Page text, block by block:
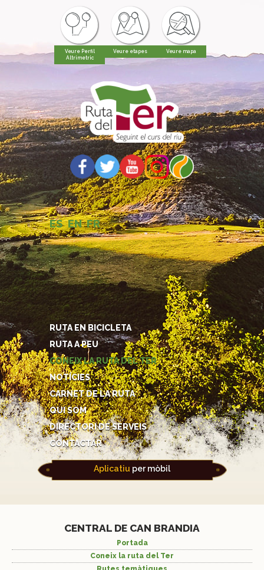
Veure Perfil
Altrimetric
Veure etapes Veure mapa
ES EN FR
RUTA EN BICICLETA
RUTA A PEU
CONEIX LA RUTA DEL TER
NOTÍCIES
CARNET DE LA RUTA
QUI SOM
DIRECTORI DE SERVEIS
CONTACTAR
Aplicatiu per mòbil
CENTRAL DE CAN BRANDIA
Portada
Coneix la ruta del Ter